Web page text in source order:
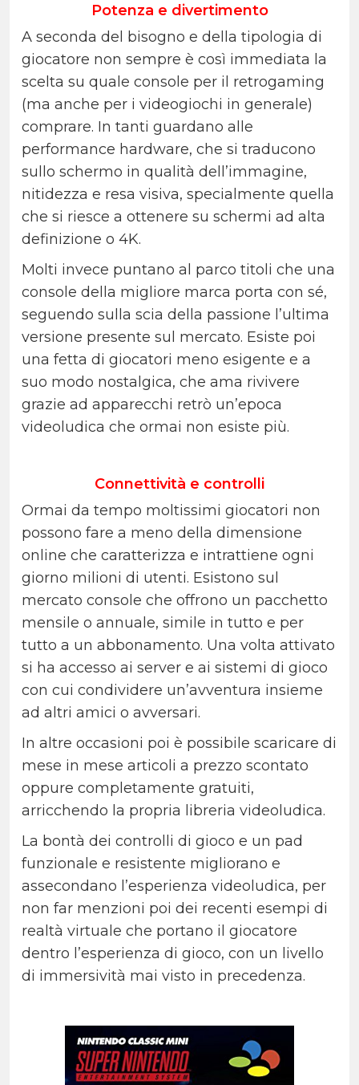
Potenza e divertimento
A seconda del bisogno e della tipologia di
giocatore non sempre è così immediata la
scelta su quale console per il retrogaming
(ma anche per i videogiochi in generale)
comprare. In tanti guardano alle
performance hardware, che si traducono
sullo schermo in qualità dell’immagine,
nitidezza e resa visiva, specialmente quella
che si riesce a ottenere su schermi ad alta
definizione o 4K.
Molti invece puntano al parco titoli che una
console della migliore marca porta con sé,
seguendo sulla scia della passione l’ultima
versione presente sul mercato. Esiste poi
una fetta di giocatori meno esigente e a
suo modo nostalgica, che ama rivivere
grazie ad apparecchi retrò un’epoca
videoludica che ormai non esiste più.
Connettività e controlli
Ormai da tempo moltissimi giocatori non
possono fare a meno della dimensione
online che caratterizza e intrattiene ogni
giorno milioni di utenti. Esistono sul
mercato console che offrono un pacchetto
mensile o annuale, simile in tutto e per
tutto a un abbonamento. Una volta attivato
si ha accesso ai server e ai sistemi di gioco
con cui condividere un’avventura insieme
ad altri amici o avversari.
In altre occasioni poi è possibile scaricare di
mese in mese articoli a prezzo scontato
oppure completamente gratuiti,
arricchendo la propria libreria videoludica.
La bontà dei controlli di gioco e un pad
funzionale e resistente migliorano e
assecondano l’esperienza videoludica, per
non far menzioni poi dei recenti esempi di
realtà virtuale che portano il giocatore
dentro l’esperienza di gioco, con un livello
di immersività mai visto in precedenza.